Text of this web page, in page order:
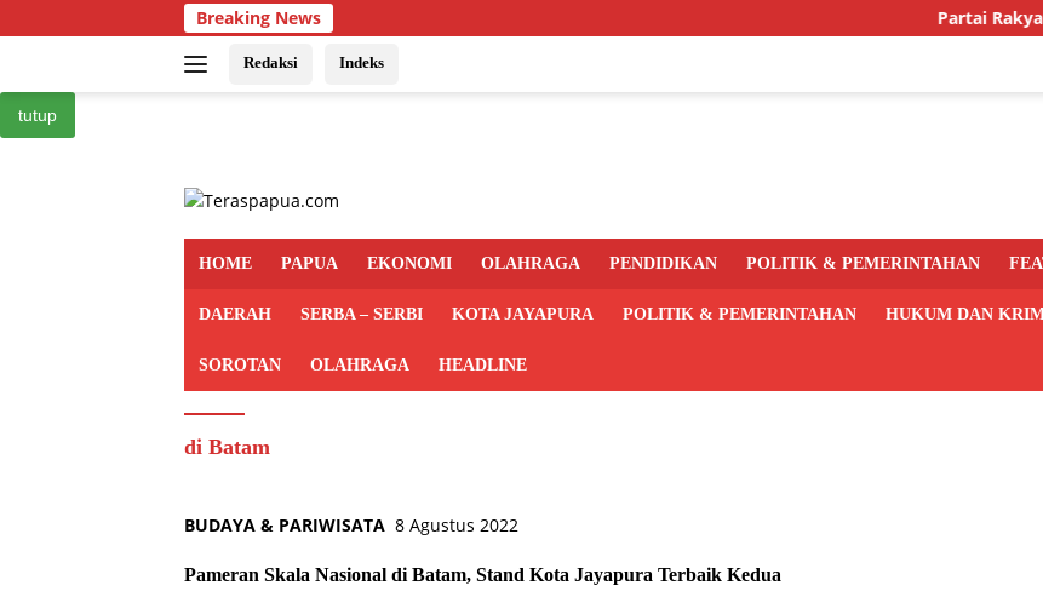
ke
Breaking News Partai Rakyat
Redaksi Indeks
tutup
HOME PAPUA EKONOMI OLAHRAGA PENDIDIKAN POLITIK & PEMERINTAHAN
DAERAH SERBA – SERBI KOTA JAYAPURA POLITIK & PEMERINTAHAN HUKUM DAN
SOROTAN OLAHRAGA HEADLINE
di Batam
BUDAYA & PARIWISATA 8 Agustus 2022
Pameran Skala Nasional di Batam, Stand Kota Jayapura Terbaik Kedua